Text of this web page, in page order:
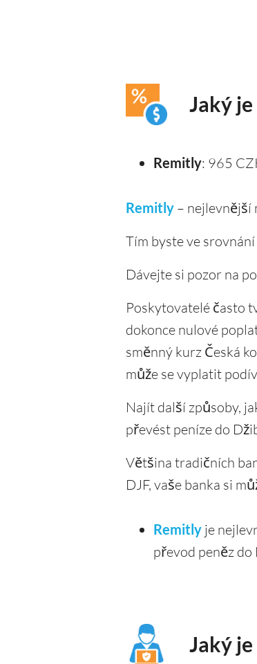
Jaký
Remitly: 965
Remitly – nejlevnější
Tím byste ve
Dávejte si pozor na
Poskytovatelé často
dokonce nulové
směnný kurz Česká
může se vyplatit
Najít další způsoby,
převést peníze do
Většina tradičních
DJF, vaše banka si
Remitly je
převod peněz
Jaký